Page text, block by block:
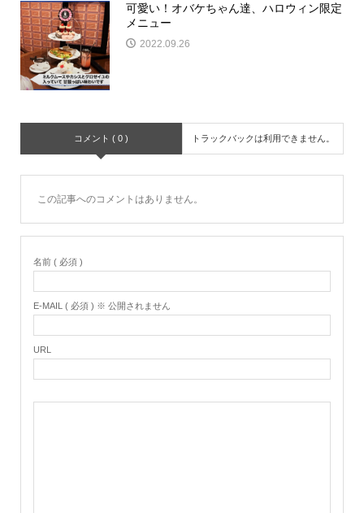
可愛い！オバケちゃん達、ハロウィン限定
メニュー
2022.09.26
コメント ( 0 ) トラックバックは利用できません。
この記事へのコメントはありません。
名前 ( 必須 )
E-MAIL ( 必須 ) ※ 公開されません
URL